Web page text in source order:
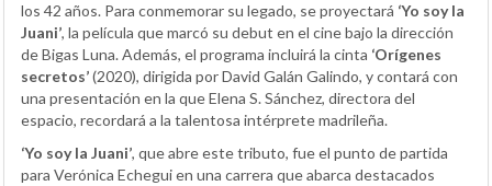
los 42 años. Para conmemorar su legado, se proyectará ‘Yo soy la
Juani’, la película que marcó su debut en el cine bajo la dirección
de Bigas Luna. Además, el programa incluirá la cinta ‘Orígenes
secretos’(2020), dirigida por David Galán Galindo, y contará con
una presentación en la que Elena S. Sánchez, directora del
espacio, recordará a la talentosa intérprete madrileña.
‘Yo soy la Juani’, que abre este tributo, fue el punto de partida
para Verónica Echegui en una carrera que abarca destacados